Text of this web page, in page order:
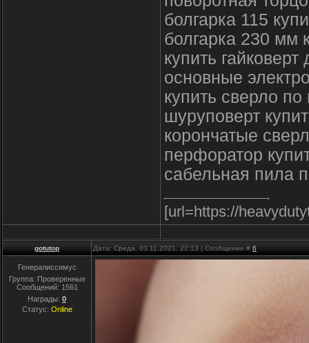
болгарка 115
болгарка 230 мм
купить
основные
купить сверло
шуруповерт
корончатые
перфоратор
сабельная пила
[url=https://
gotutop Дата: Среда, 03.11.2021, 22:13 | Сообщение # 6
Генералиссимус
Группа: Проверенные
Сообщений: 1561
Награды: 0
Статус: Online